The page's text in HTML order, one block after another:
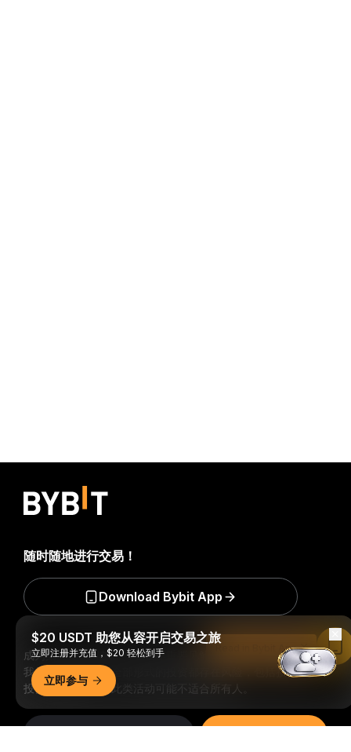
成为第一个获得加密货币世界重要见解和分析的人：立即申购
我们的时事通讯。全部形式的投资都存在风险，包括损失所有
投资金额的风险。此类活动可能不适合所有人。
随时随地进行交易！
Download Bybit App
$20 USDT 助您从容开启交易之旅
立即注册并充值，$20 轻松到手
立即参与
Read in Bybit App